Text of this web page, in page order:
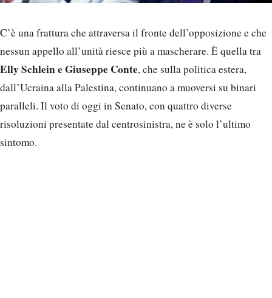
C’è una frattura che attraversa il fronte dell’opposizione e che
nessun appello all’unità riesce più a mascherare. È quella tra
Elly Schlein e Giuseppe Conte, che sulla politica estera,
dall’Ucraina alla Palestina, continuano a muoversi su binari
paralleli. Il voto di oggi in Senato, con quattro diverse
risoluzioni presentate dal centrosinistra, ne è solo l’ultimo
sintomo.